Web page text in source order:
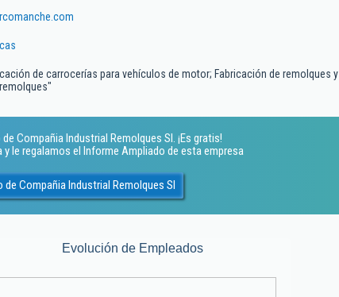
de carrocerías para vehículos de motor; Fabricación de remolques y
Compañia Industrial Remolques Sl. ¡Es gratis!
y le regalamos el Informe Ampliado de esta empresa
de Compañia Industrial Remolques Sl
Evolución de Empleados